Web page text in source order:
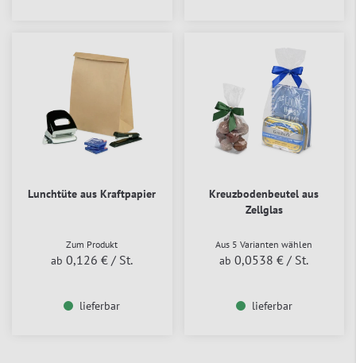
Lunchtüte aus Kraftpapier
Zum Produkt
ab 0,126 € / St.
lieferbar
Kreuzbodenbeutel aus
Zellglas
Aus 5 Varianten wählen
ab 0,0538 € / St.
lieferbar